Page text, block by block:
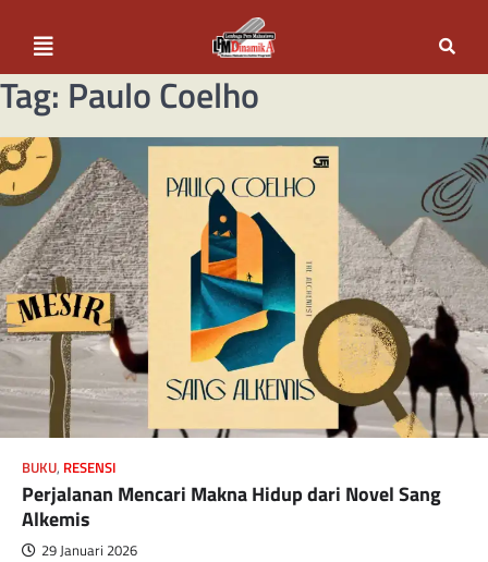
Tag: Paulo Coelho
BUKU, RESENSI
Perjalanan Mencari Makna Hidup dari Novel Sang
Alkemis
29 Januari 2026